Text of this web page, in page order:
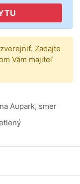
Zadajte
Vám majiteľ
Aupark, smer